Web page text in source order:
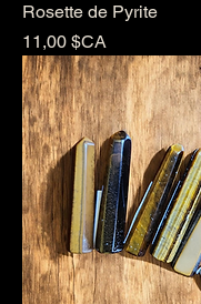
Rosette de Pyrite
Prix
11,00 $CA